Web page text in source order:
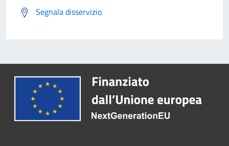
Segnala disservizio